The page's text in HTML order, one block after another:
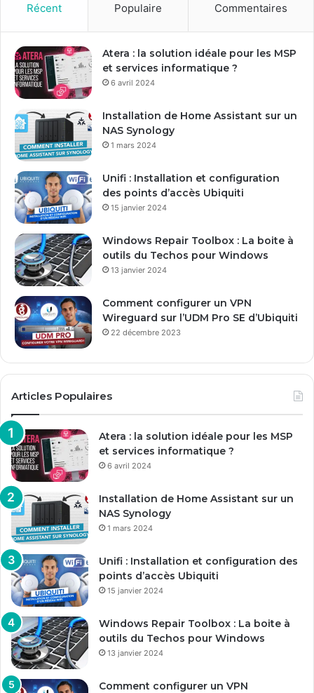
r
e
a
d
s
e
m
a
Récent Populaire Commentaires
Atera : la solution idéale pour les MSP
et services informatique ?
6 avril 2024
Installation de Home Assistant sur un
NAS Synology
1 mars 2024
Unifi : Installation et configuration
des points d’accès Ubiquiti
15 janvier 2024
Windows Repair Toolbox : La boite à
outils du Techos pour Windows
13 janvier 2024
Comment configurer un VPN
Wireguard sur l’UDM Pro SE d’Ubiquiti
22 décembre 2023
Articles Populaires
Atera : la solution idéale pour les MSP
et services informatique ?
6 avril 2024
Installation de Home Assistant sur un
NAS Synology
1 mars 2024
Unifi : Installation et configuration des
points d’accès Ubiquiti
15 janvier 2024
Windows Repair Toolbox : La boite à
outils du Techos pour Windows
13 janvier 2024
Comment configurer un VPN